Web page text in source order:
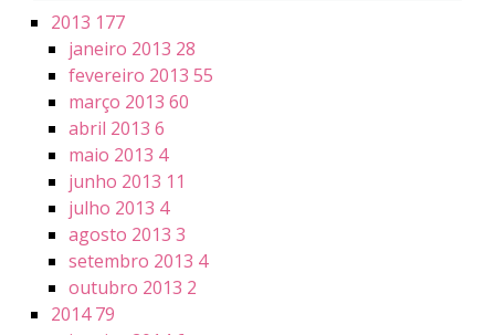
2013 177
janeiro 2013 28
fevereiro 2013 55
março 2013 60
abril 2013 6
maio 2013 4
junho 2013 11
julho 2013 4
agosto 2013 3
setembro 2013 4
outubro 2013 2
201479